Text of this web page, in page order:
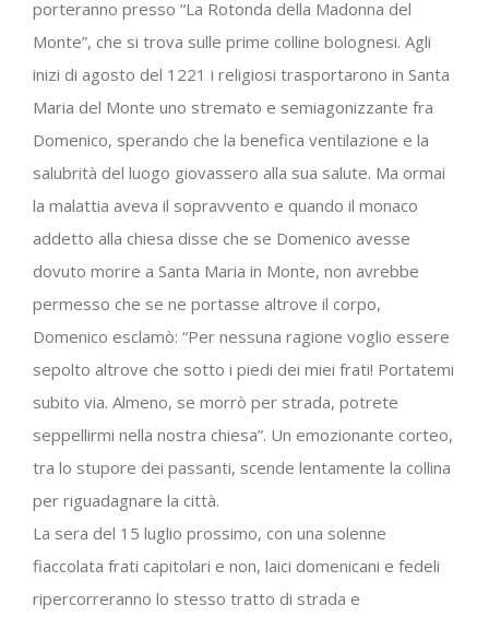
porteranno presso “La Rotonda della Madonna del
Monte”, che si trova sulle prime colline bolognesi. Agli
inizi di agosto del 1221 i religiosi trasportarono in Santa
Maria del Monte uno stremato e semiagonizzante fra
Domenico, sperando che la benefica ventilazione e la
salubrità del luogo giovassero alla sua salute. Ma ormai
la malattia aveva il sopravvento e quando il monaco
addetto alla chiesa disse che se Domenico avesse
dovuto morire a Santa Maria in Monte, non avrebbe
permesso che se ne portasse altrove il corpo,
Domenico esclamò: “Per nessuna ragione voglio essere
sepolto altrove che sotto i piedi dei miei frati! Portatemi
subito via. Almeno, se morrò per strada, potrete
seppellirmi nella nostra chiesa”. Un emozionante corteo,
tra lo stupore dei passanti, scende lentamente la collina
per riguadagnare la città.
La sera del 15 luglio prossimo, con una solenne
fiaccolata frati capitolari e non, laici domenicani e fedeli
ripercorreranno lo stesso tratto di strada e